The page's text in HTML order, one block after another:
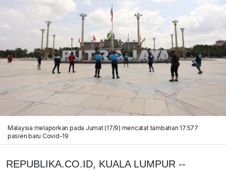
Malaysia melaporkan pada Jumat (17/9) mencatat tambahan 17.577
pasien baru Covid-19
REPUBLIKA.CO.ID, KUALA LUMPUR --